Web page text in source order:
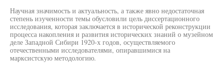
Научная значимость и актуальность, а также явно недостаточная
степень изученности темы обусловили цель диссертационного
исследования, которая заключается в исторической реконструкции
процесса накопления и развития исторических знаний о музейном
деле Западной Сибири 1920-х годов, осуществляемого
отечественными исследователями, опиравшимися на
марксистскую методологию.